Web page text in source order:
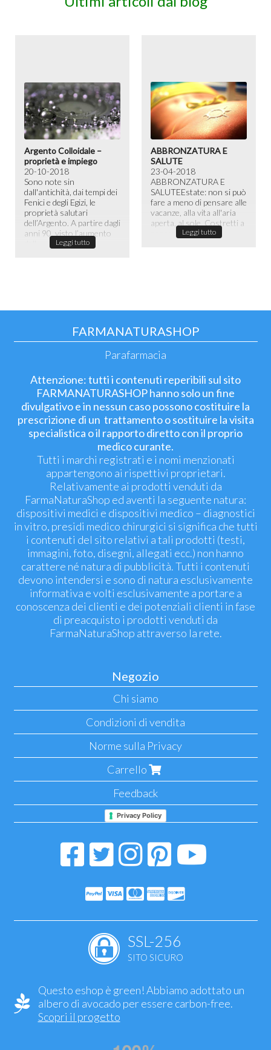
Argento Colloidale –
proprietà e impiego
20-10-2018
Sono note sin
dall'antichità, dai tempi dei
Fenici e degli Egizi, le
proprietà salutari
dell’Argento. A partire dagli
anni 90, visto l’aumento
Leggi tutto
ABBRONZATURA E
SALUTE
23-04-2018
ABBRONZATURA E
SALUTE​ Estate: non si può
fare a meno di pensare alle
vacanze, alla vita all'aria
aperta, al sole. Costretti a
passare la maggior ...
Leggi tutto
FARMANATURASHOP
Parafarmacia
Attenzione: tutti i contenuti reperibili sul sito
FARMANATURASHOP hanno solo un fine
divulgativo e in nessun caso possono costituire la
prescrizione di un trattamento o sostituire la visita
specialistica o il rapporto diretto con il proprio
medico curante.
Tutti i marchi registrati e i nomi menzionati
appartengono ai rispettivi proprietari.
Relativamente ai prodotti venduti da
FarmaNaturaShop ed aventi la seguente natura:
dispositivi medici e dispositivi medico – diagnostici
in vitro, presidi medico chirurgici si significa che tutti
i contenuti del sito relativi a tali prodotti (testi,
immagini, foto, disegni, allegati ecc.) non hanno
carattere né natura di pubblicità. Tutti i contenuti
devono intendersi e sono di natura esclusivamente
informativa e volti esclusivamente a portare a
conoscenza dei clienti e dei potenziali clienti in fase
di preacquisto i prodotti venduti da
FarmaNaturaShop attraverso la rete.
Negozio
Chi siamo
Condizioni di vendita
Norme sulla Privacy
Carrello
Feedback
Privacy Policy
SSL-256
SITO SICURO
Questo eshop è green! Abbiamo adottato un
albero di avocado per essere carbon-free.
Scopri il progetto